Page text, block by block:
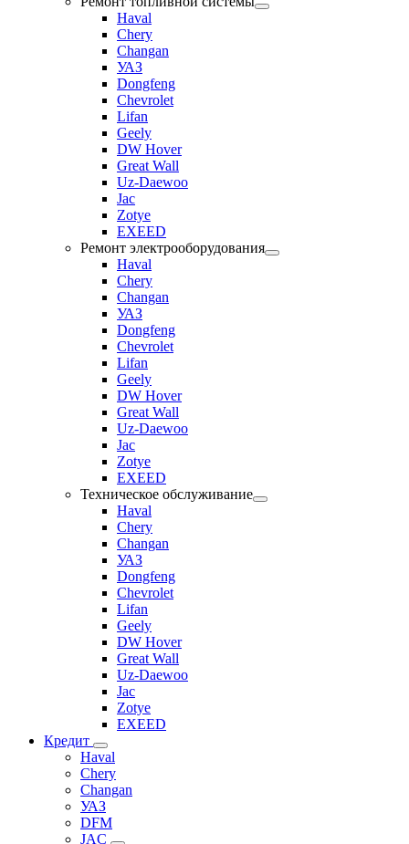
Haval
Chery
Changan
УАЗ
Dongfeng
Chevrolet
Lifan
Geely
DW Hover
Great Wall
Uz-Daewoo
Jac
Zotye
EXEED
Ремонт электрооборудования
Haval
Chery
Changan
УАЗ
Dongfeng
Chevrolet
Lifan
Geely
DW Hover
Great Wall
Uz-Daewoo
Jac
Zotye
EXEED
Техническое обслуживание
Haval
Chery
Changan
УАЗ
Dongfeng
Chevrolet
Lifan
Geely
DW Hover
Great Wall
Uz-Daewoo
Jac
Zotye
EXEED
Кредит
Haval
Chery
Changan
УАЗ
DFM
JAC